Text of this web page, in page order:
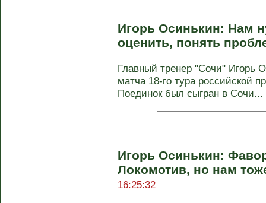
Игорь Осинькин: Нам
оценить, понять
Главный тренер "Сочи" Игорь
матча 18‑го тура российской
Поединок был сыгран в Сочи...
Игорь Осинькин:
Локомотив, но нам
16:25:32